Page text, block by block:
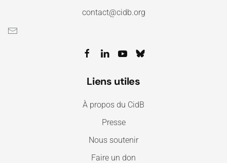
contact@cidb.org
Liens utiles
À propos du CidB
Presse
Nous soutenir
Faire un don